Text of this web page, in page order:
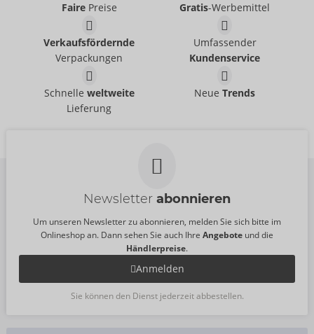
FairePreise Gratis-Werbemittel
Verkaufsfördernde
Verpackungen
Umfassender
Kundenservice
Schnelle weltweite
Lieferung
NeueTrends
Newsletter abonnieren
Um unseren Newsletter zu abonnieren, melden Sie sich bitte im
Onlineshop an. Dann sehen Sie auch Ihre Angebote und die
Händlerpreise.
Anmelden
Sie können den Dienst jederzeit abbestellen.